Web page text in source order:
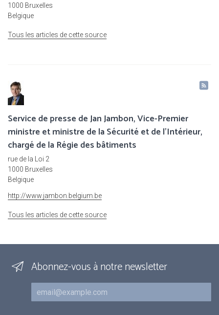
1000 Bruxelles
Belgique
Tous les articles de cette source
Service de presse de Jan Jambon, Vice-Premier
ministre et ministre de la Sécurité et de l'Intérieur,
chargé de la Régie des bâtiments
rue de la Loi 2
1000 Bruxelles
Belgique
http://www.jambon.belgium.be
Tous les articles de cette source
Abonnez-vous à notre newsletter
Courriel